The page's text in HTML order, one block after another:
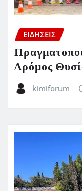
ΕΙΔΗΣΕΙΣ
Δρόμος
kimiforum